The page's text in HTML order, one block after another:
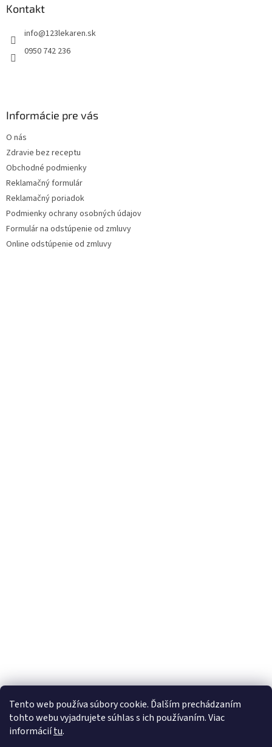
Tento web používa súbory cookie. Ďalším prechádzaním
tohto webu vyjadrujete súhlas s ich používaním. Viac
informáciítu.
Kontakt
info@123lekaren.sk
0950 742 236
Informácie pre vás
O nás
Zdravie bez receptu
Obchodné podmienky
Reklamačný formulár
Reklamačný poriadok
Podmienky ochrany osobných údajov
Formulár na odstúpenie od zmluvy
Online odstúpenie od zmluvy